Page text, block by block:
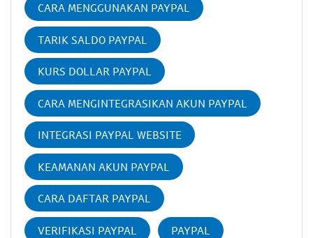
CARA MENGGUNAKAN PAYPAL
TARIK SALDO PAYPAL
KURS DOLLAR PAYPAL
CARA MENGINTEGRASIKAN AKUN PAYPAL
INTEGRASI PAYPAL WEBSITE
KEAMANAN AKUN PAYPAL
CARA DAFTAR PAYPAL
VERIFIKASI PAYPAL PAYPAL